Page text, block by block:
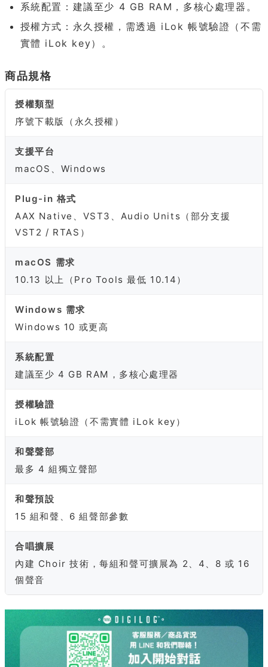
系統配置：建議至少 4 GB RAM，多核心處理器。
授權方式：永久授權，需透過 iLok 帳號驗證（不需
實體 iLok key）。
商品規格
授權類型
序號下載版（永久授權）
支援平台
macOS、Windows
Plug-in 格式
AAX Native、VST3、Audio Units（部分支援
VST2 / RTAS）
macOS 需求
10.13 以上（Pro Tools 最低 10.14）
Windows 需求
Windows 10 或更高
系統配置
建議至少 4 GB RAM，多核心處理器
授權驗證
iLok 帳號驗證（不需實體 iLok key）
和聲聲部
最多 4 組獨立聲部
和聲預設
15 組和聲、6 組聲部參數
合唱擴展
內建 Choir 技術，每組和聲可擴展為 2、4、8 或 16
個聲音